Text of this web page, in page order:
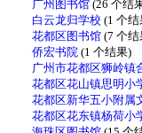
广州图书馆 (26 个结
白云龙归学校 (1 个结
花都区图书馆 (7 个结
侨宏书院 (1 个结果)
广州市花都区狮岭镇
花都区花山镇思明小
花都区新华五小附属
花都区花东镇杨荷小